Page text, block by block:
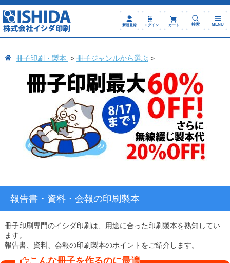
新規登録 ログイン カート 検索 MENU
冊子印刷・製本 冊子ジャンルから選ぶ
報告書・資料・会報の印刷製本
冊子印刷専門のイシダ印刷は、用途に合った印刷製本を熟知してい
ます。
報告書、資料、会報の印刷製本のポイントをご紹介します。
こんな冊子を作るのに最適